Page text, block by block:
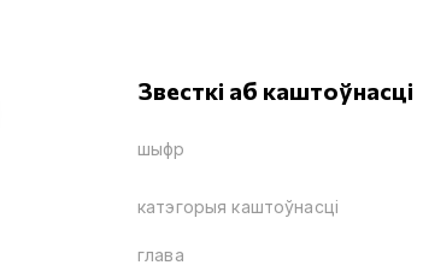
Звесткі аб каштоўнасці
шыфр
катэгорыя каштоўнасці
глава